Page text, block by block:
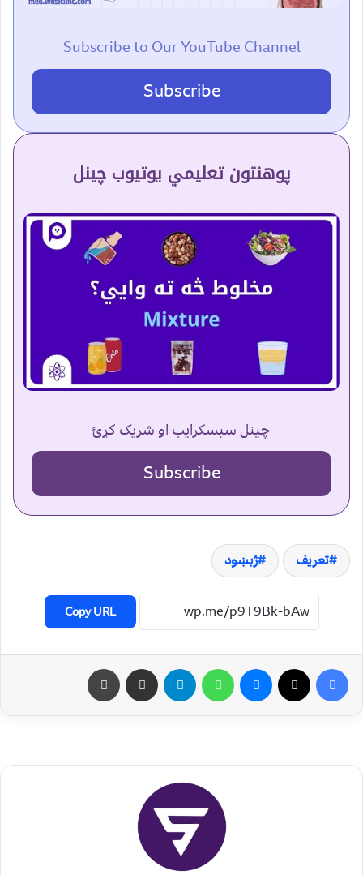
Subscribe to Our YouTube Channel
Subscribe
پوهنتون تعلیمي یوتیوب چینل
چینل سبسکرایب او شریک کړئ
Subscribe
تعریف ژبښود
Copy URL